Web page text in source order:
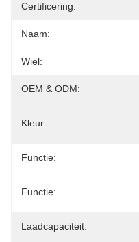
Certificering:
Naam:
Wiel:
OEM & ODM:
Kleur:
Functie:
Functie:
Laadcapaciteit: